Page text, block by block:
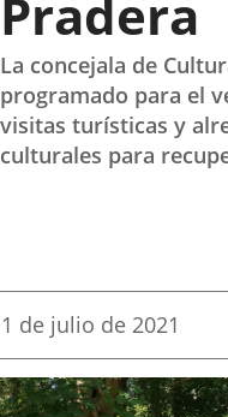
Pradera
La concejala de
programado para el
visitas turísticas y
culturales para
Fecha
la
noticia
1 de julio de 2021